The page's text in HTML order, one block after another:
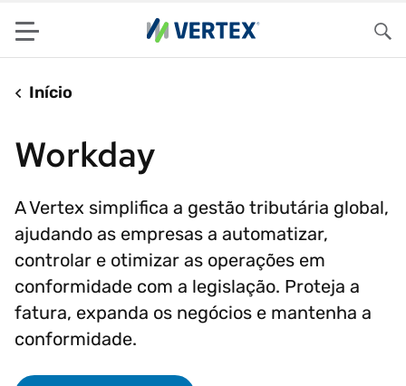
Menu
Início
Workday
A Vertex simplifica a gestão tributária global,
ajudando as empresas a automatizar,
controlar e otimizar as operações em
conformidade com a legislação. Proteja a
fatura, expanda os negócios e mantenha a
conformidade.